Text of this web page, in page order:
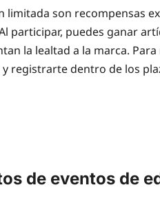
limitada son recompensas
participar, puedes ganar
la lealtad a la marca.
registrarte dentro de los
de eventos de